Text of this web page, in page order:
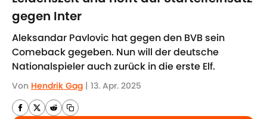
gegen Inter
Aleksandar Pavlovic hat gegen den BVB sein
Comeback gegeben. Nun will der deutsche
Nationalspieler auch zurück in die erste Elf.
Von Hendrik Gag | 13. Apr. 2025